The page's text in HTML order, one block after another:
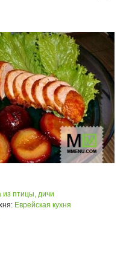
из птицы, дичи
Еврейская кухня